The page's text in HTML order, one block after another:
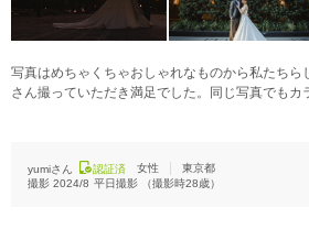
写真はめちゃくちゃおしゃれなものから私たちら
さん撮っていただき満足でした。同じ写真でもカ
yumiさん 認証済 女性
東京都
撮影 2024/8 平日撮影 （撮影時28歳）